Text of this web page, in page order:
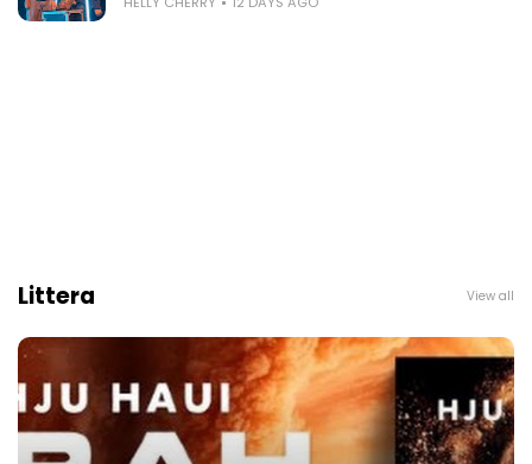
Littera View all